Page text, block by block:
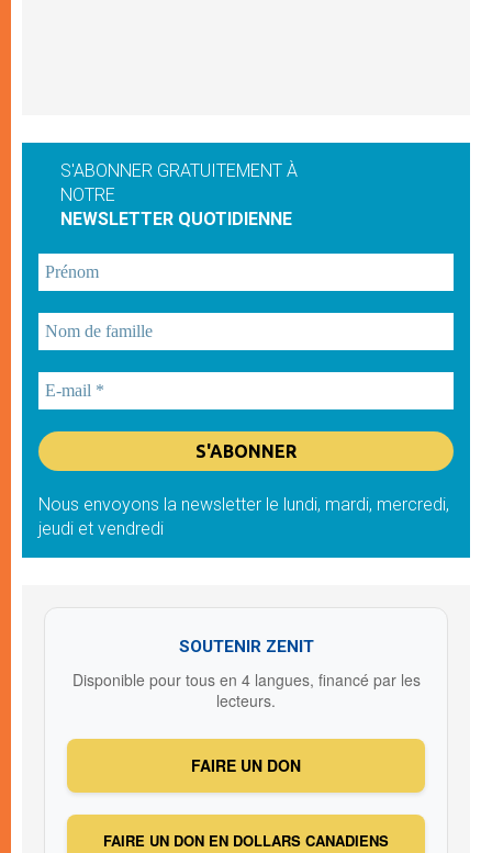
S'ABONNER GRATUITEMENT À
NOTRE
NEWSLETTER QUOTIDIENNE
Nous envoyons la newsletter le lundi, mardi, mercredi,
jeudi et vendredi
SOUTENIR ZENIT
Disponible pour tous en 4 langues, financé par les
lecteurs.
FAIRE UN DON
FAIRE UN DON EN DOLLARS CANADIENS